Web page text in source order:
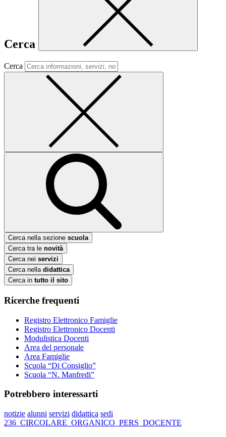
Cerca
Cerca
Cerca nella sezione scuola
Cerca tra le novità
Cerca nei servizi
Cerca nella didattica
Cerca in tutto il sito
Ricerche frequenti
Registro Elettronico Famiglie
Registro Elettronico Docenti
Modulistica Docenti
Area del personale
Area Famiglie
Scuola “Di Consiglio”
Scuola “N. Manfredi”
Potrebbero interessarti
notizie alunni servizi didattica sedi
236_CIRCOLARE_ORGANICO_PERS_DOCENTE